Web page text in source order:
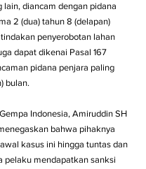
lain, diancam dengan pidana
2 (dua) tahun 8 (delapan)
penyerobotan lahan
dapat dikenai Pasal 167
pidana penjara paling
bulan.
Indonesia, Amiruddin SH
bahwa pihaknya
kasus ini hingga tuntas dan
pelaku mendapatkan sanksi